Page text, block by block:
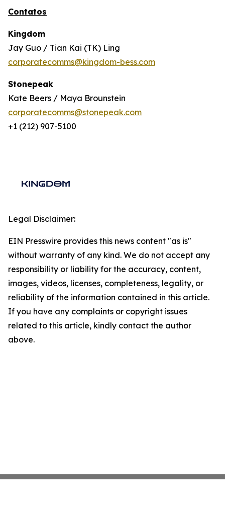
Contatos
Kingdom
Jay Guo / Tian Kai (TK) Ling
corporatecomms@kingdom-bess.com
Stonepeak
Kate Beers / Maya Brounstein
corporatecomms@stonepeak.com
+1 (212) 907-5100
Legal Disclaimer:
EIN Presswire provides this news content "as is"
without warranty of any kind. We do not accept any
responsibility or liability for the accuracy, content,
images, videos, licenses, completeness, legality, or
reliability of the information contained in this article.
If you have any complaints or copyright issues
related to this article, kindly contact the author
above.